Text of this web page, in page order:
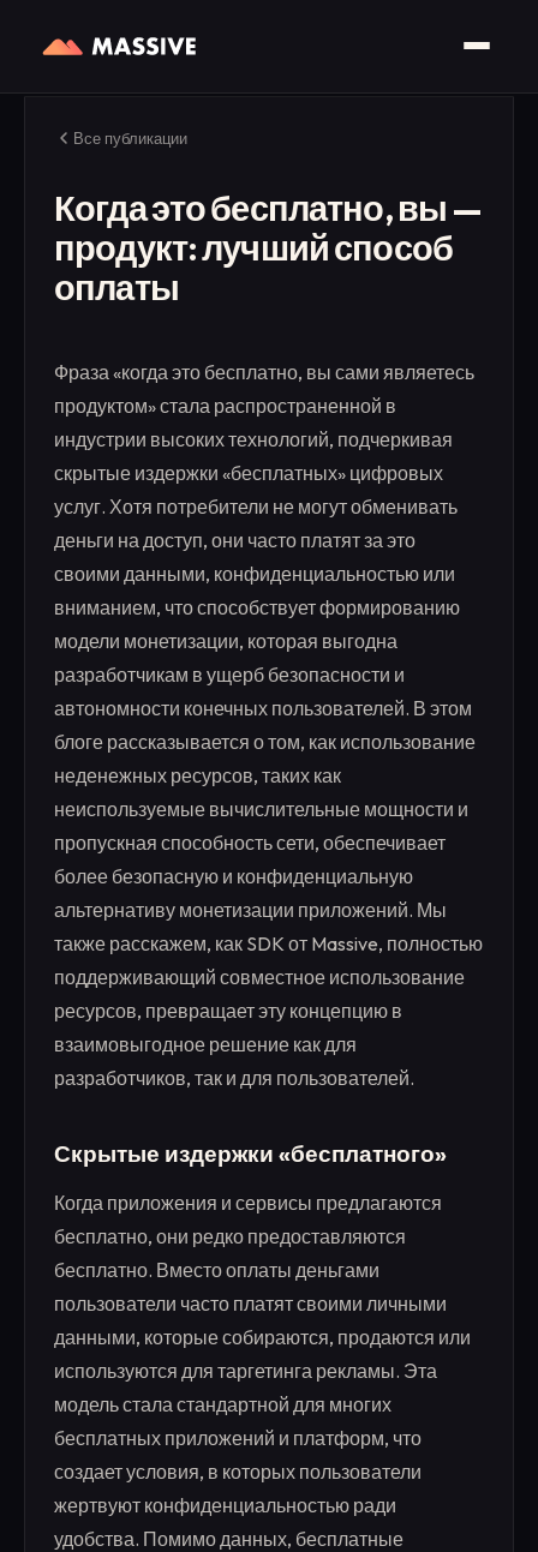
Все публикации
Когда это бесплатно, вы —
продукт: лучший способ
оплаты
Фраза «когда это бесплатно, вы сами являетесь
продуктом» стала распространенной в
индустрии высоких технологий, подчеркивая
скрытые издержки «бесплатных» цифровых
услуг. Хотя потребители не могут обменивать
деньги на доступ, они часто платят за это
своими данными, конфиденциальностью или
вниманием, что способствует формированию
модели монетизации, которая выгодна
разработчикам в ущерб безопасности и
автономности конечных пользователей. В этом
блоге рассказывается о том, как использование
неденежных ресурсов, таких как
неиспользуемые вычислительные мощности и
пропускная способность сети, обеспечивает
более безопасную и конфиденциальную
альтернативу монетизации приложений. Мы
также расскажем, как SDK от Massive, полностью
поддерживающий совместное использование
ресурсов, превращает эту концепцию в
взаимовыгодное решение как для
разработчиков, так и для пользователей.
Скрытые издержки «бесплатного»
Когда приложения и сервисы предлагаются
бесплатно, они редко предоставляются
бесплатно. Вместо оплаты деньгами
пользователи часто платят своими личными
данными, которые собираются, продаются или
используются для таргетинга рекламы. Эта
модель стала стандартной для многих
бесплатных приложений и платформ, что
создает условия, в которых пользователи
жертвуют конфиденциальностью ради
удобства. Помимо данных, бесплатные